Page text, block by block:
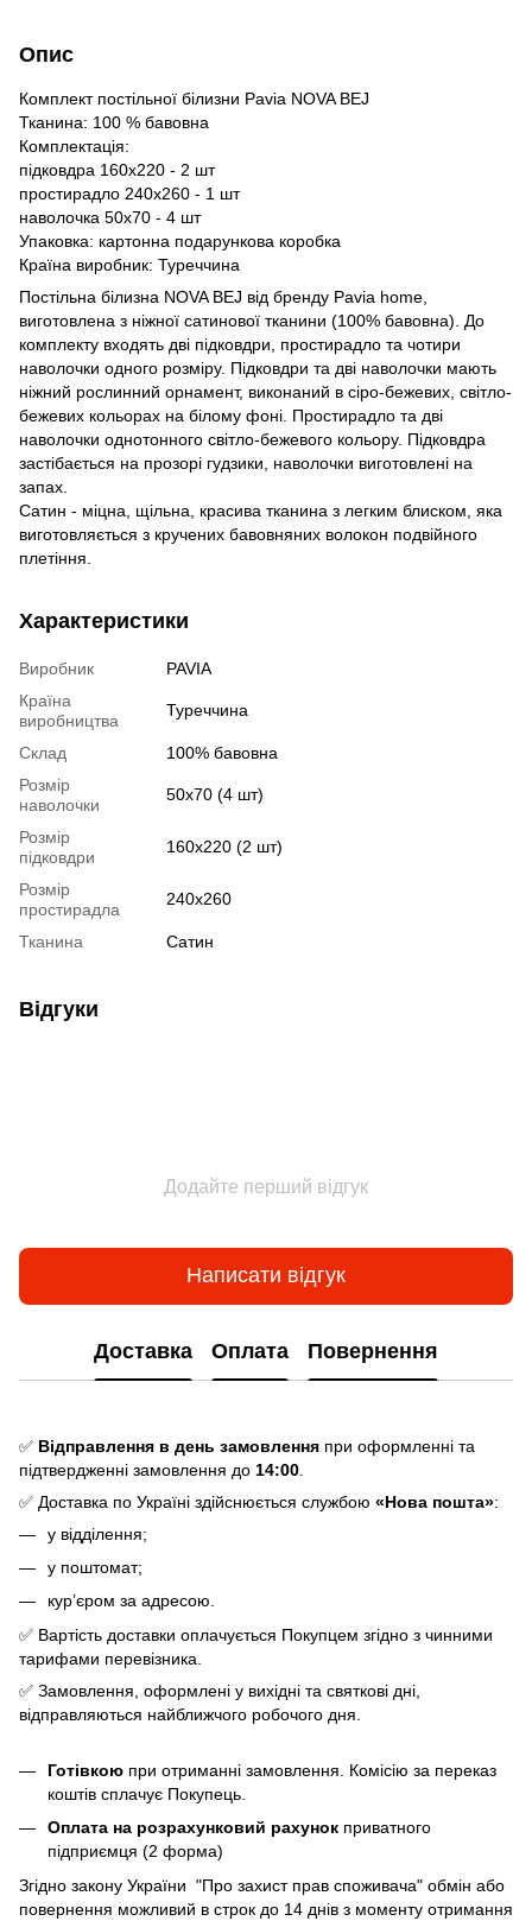
Опис
Комплект постільної білизни Pavia NOVA BEJ
Тканина: 100 % бавовна
Комплектація:
підковдра 160х220 - 2 шт
простирадло 240х260 - 1 шт
наволочка 50х70 - 4 шт
Упаковка: картонна подарункова коробка
Країна виробник: Туреччина
Постільна білизна NOVA BEJ від бренду Pavia home,
виготовлена з ніжної сатинової тканини (100% бавовна). До
комплекту входять дві підковдри, простирадло та чотири
наволочки одного розміру. Підковдри та дві наволочки мають
ніжний рослинний орнамент, виконаний в сіро-бежевих, світло-
бежевих кольорах на білому фоні. Простирадло та дві
наволочки однотонного світло-бежевого кольору. Підковдра
застібається на прозорі гудзики, наволочки виготовлені на
запах.
Сатин - міцна, щільна, красива тканина з легким блиском, яка
виготовляється з кручених бавовняних волокон подвійного
плетіння.
Характеристики
Виробник
PAVIA
Країна
виробництва
Туреччина
Склад
100% бавовна
Розмір
наволочки
50х70 (4 шт)
Розмір
підковдри
160х220 (2 шт)
Розмір
простирадла
240х260
Тканина Сатин
Відгуки
Додайте перший відгук
Написати відгук
Доставка Оплата Повернення
✅ Відправлення в день замовлення при оформленні та
підтвердженні замовлення до 14:00
✅ Доставка по Україні здійснюється службою «Нова пошта»:
у відділення;
у поштомат;
кур’єром за адресою.
✅ Вартість доставки оплачується Покупцем згідно з чинними
тарифами перевізника.
✅ Замовлення, оформлені у вихідні та святкові дні,
відправляються найближчого робочого дня.
Готівкою при отриманні замовлення. Комісію за переказ
коштів сплачує Покупець.
Оплата на розрахунковий рахунок приватного
підприємця (2 форма)
Згідно закону України "Про захист прав споживача" обмін або
повернення можливий в строк до 14 днів з моменту отримання